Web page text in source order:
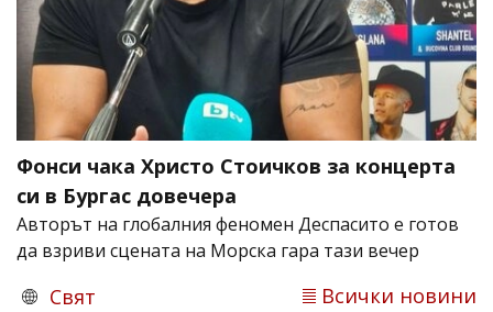
Фонси чака Христо Стоичков за концерта
си в Бургас довечера
Авторът на глобалния феномен Деспасито е готов
да взриви сцената на Морска гара тази вечер
Свят Всички новини